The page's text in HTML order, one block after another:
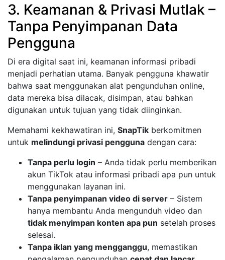
3. Keamanan & Privasi Mutlak –
Tanpa Penyimpanan Data
Pengguna
Di era digital saat ini, keamanan informasi pribadi
menjadi perhatian utama. Banyak pengguna khawatir
bahwa saat menggunakan alat pengunduhan online,
data mereka bisa dilacak, disimpan, atau bahkan
digunakan untuk tujuan yang tidak diinginkan.
Memahami kekhawatiran ini, SnapTik berkomitmen
untuk melindungi privasi pengguna dengan cara:
Tanpa perlu login – Anda tidak perlu memberikan
akun TikTok atau informasi pribadi apa pun untuk
menggunakan layanan ini.
Tanpa penyimpanan video di server – Sistem
hanya membantu Anda mengunduh video dan
tidak menyimpan konten apa pun setelah proses
selesai.
Tanpa iklan yang mengganggu, memastikan